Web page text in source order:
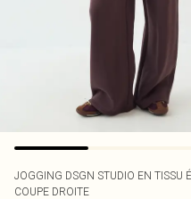
JOGGING DSGN STUDIO EN TISSU
COUPE DROITE